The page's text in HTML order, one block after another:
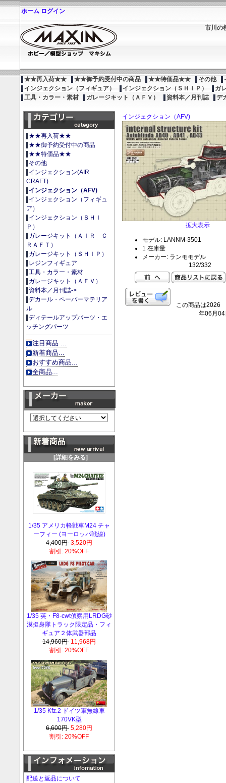
ホーム ログイン
市川の
★★再入荷★★ ★★御予約受付中の商品 ★★特価品★★ その他
インジェクション（フィギュア）
インジェクション（ＳＨＩＰ）
ガ
工具・カラー・素材
ガレージキット（ＡＦＶ） 資料本／月刊誌 デ
★★再入荷★★
★★御予約受付中の商品
★★特価品★★
その他
インジェクション(AIR
CRAFT)
インジェクション（AFV)
インジェクション（フィギュ
ア）
インジェクション（ＳＨＩ
Ｐ）
ガレージキット（ＡＩＲ Ｃ
ＲＡＦＴ）
ガレージキット（ＳＨＩＰ）
レジンフィギュア
工具・カラー・素材
ガレージキット（ＡＦＶ）
資料本／月刊誌->
デカール・ペーパーマテリア
ル
ディテールアップパーツ・エ
ッチングパーツ
注目商品 ...
新着商品...
おすすめ商品...
全商品...
[詳細をみる]
1/35 アメリカ軽戦車M24 チャ
ーフィー (ヨーロッパ戦線)
4,400円 3,520円
割引: 20%OFF
1/35 英・F8-cwt偵察用LRDG砂
漠挺身隊トラック限定品・フィ
ギュア２体武器部品
14,960円 11,968円
割引: 20%OFF
1/35 Kfz.2 ドイツ軍無線車
170VK型
6,600円 5,280円
割引: 20%OFF
配送と返品について
インジェクション（AFV)
拡大表示
モデル: LANNM-3501
1 在庫量
メーカー: ランモモデル
132/332
この商品は2026
年06月